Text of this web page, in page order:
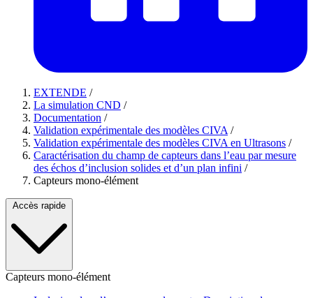
EXTENDE /
La simulation CND /
Documentation /
Validation expérimentale des modèles CIVA /
Validation expérimentale des modèles CIVA en Ultrasons /
Caractérisation du champ de capteurs dans l’eau par mesure
des échos d’inclusion solides et d’un plan infini /
Capteurs mono-élément
Accès rapide
Capteurs mono-élément